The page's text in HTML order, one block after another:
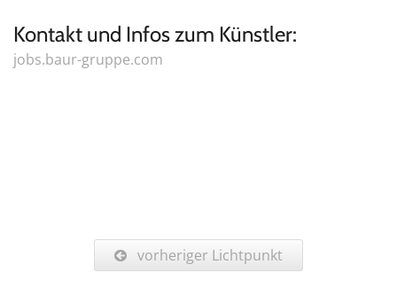
Kontakt und Infos zum Künstler:
jobs.baur-gruppe.com
vorheriger Lichtpunkt